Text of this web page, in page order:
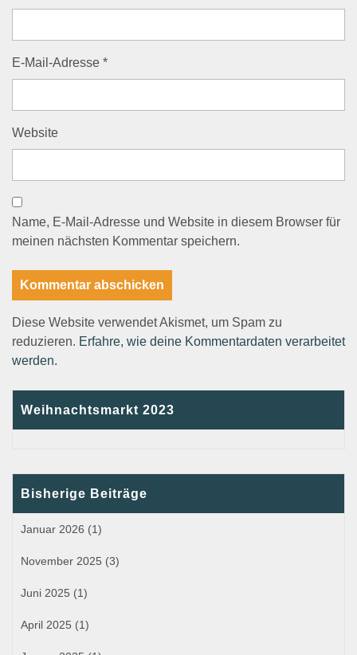
E-Mail-Adresse *
Website
Name, E-Mail-Adresse und Website in diesem Browser für
meinen nächsten Kommentar speichern.
Diese Website verwendet Akismet, um Spam zu
reduzieren. Erfahre, wie deine Kommentardaten verarbeitet
werden.
Weihnachtsmarkt 2023
Bisherige Beiträge
Januar 2026 (1)
November 2025 (3)
Juni 2025 (1)
April 2025 (1)